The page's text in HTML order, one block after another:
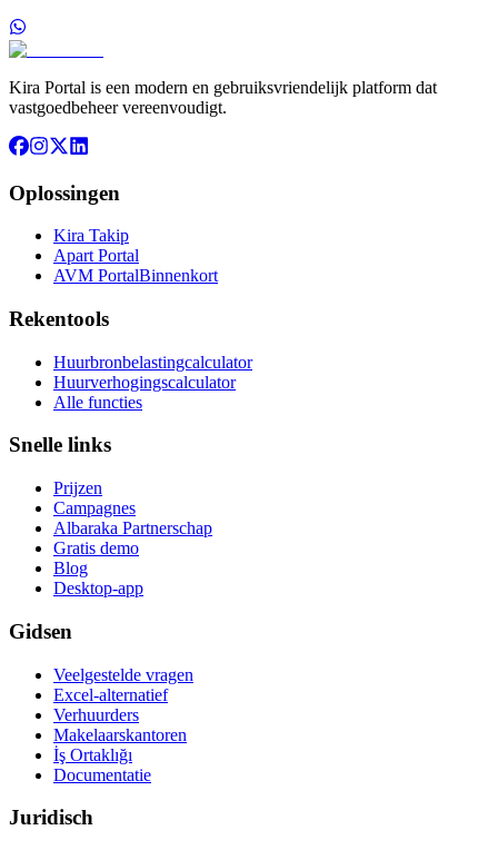
Kira Portal is een modern en gebruiksvriendelijk platform dat
vastgoedbeheer vereenvoudigt.
Oplossingen
Kira Takip
Apart Portal
AVM PortalBinnenkort
Rekentools
Huurbronbelastingcalculator
Huurverhogingscalculator
Alle functies
Snelle links
Prijzen
Campagnes
Albaraka Partnerschap
Gratis demo
Blog
Desktop-app
Gidsen
Veelgestelde vragen
Excel-alternatief
Verhuurders
Makelaarskantoren
İş Ortaklığı
Documentatie
Juridisch